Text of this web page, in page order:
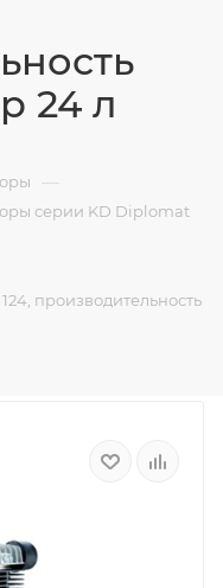
24 л
—
серии KD Diplomat
производительность